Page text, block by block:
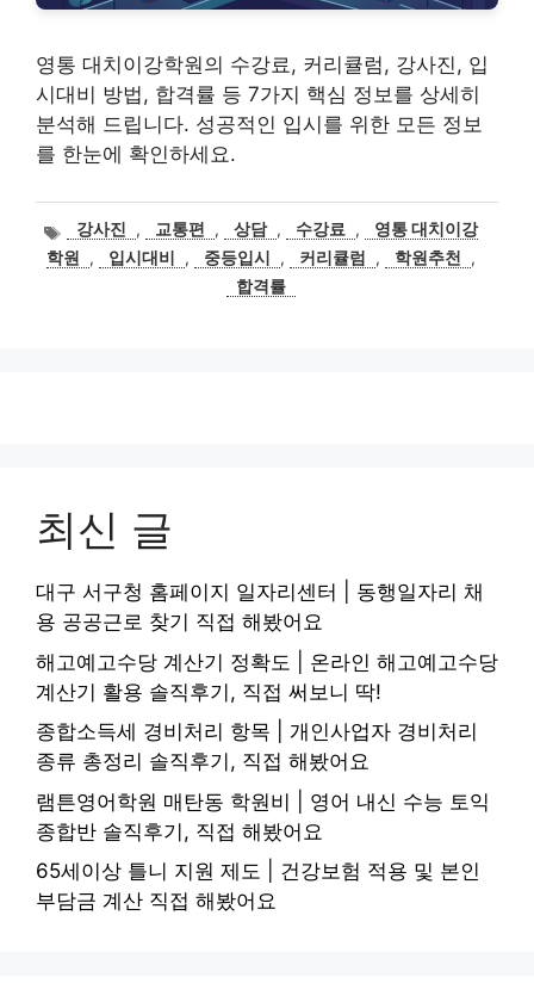
영통 대치이강학원의 수강료, 커리큘럼, 강사진, 입
시대비 방법, 합격률 등 7가지 핵심 정보를 상세히
분석해 드립니다. 성공적인 입시를 위한 모든 정보
를 한눈에 확인하세요.
태
그
강사진 , 교통편 , 상담 , 수강료 ,
영통 대치이강
학원
, 입시대비 , 중등입시 , 커리큘럼 , 학원추천
,
합격률
최신 글
대구 서구청 홈페이지 일자리센터 | 동행일자리 채
용 공공근로 찾기 직접 해봤어요
해고예고수당 계산기 정확도 | 온라인 해고예고수당
계산기 활용 솔직후기, 직접 써보니 딱!
종합소득세 경비처리 항목 | 개인사업자 경비처리
종류 총정리 솔직후기, 직접 해봤어요
램튼영어학원 매탄동 학원비 | 영어 내신 수능 토익
종합반 솔직후기, 직접 해봤어요
65세이상 틀니 지원 제도 | 건강보험 적용 및 본인
부담금 계산 직접 해봤어요